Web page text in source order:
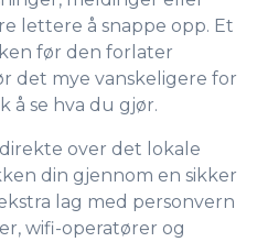
lettere å snappe opp. Et
før den forlater
det mye vanskeligere for
å se hva du gjør.
over det lokale
din gjennom en sikker
lag med personvern
wifi-operatører og